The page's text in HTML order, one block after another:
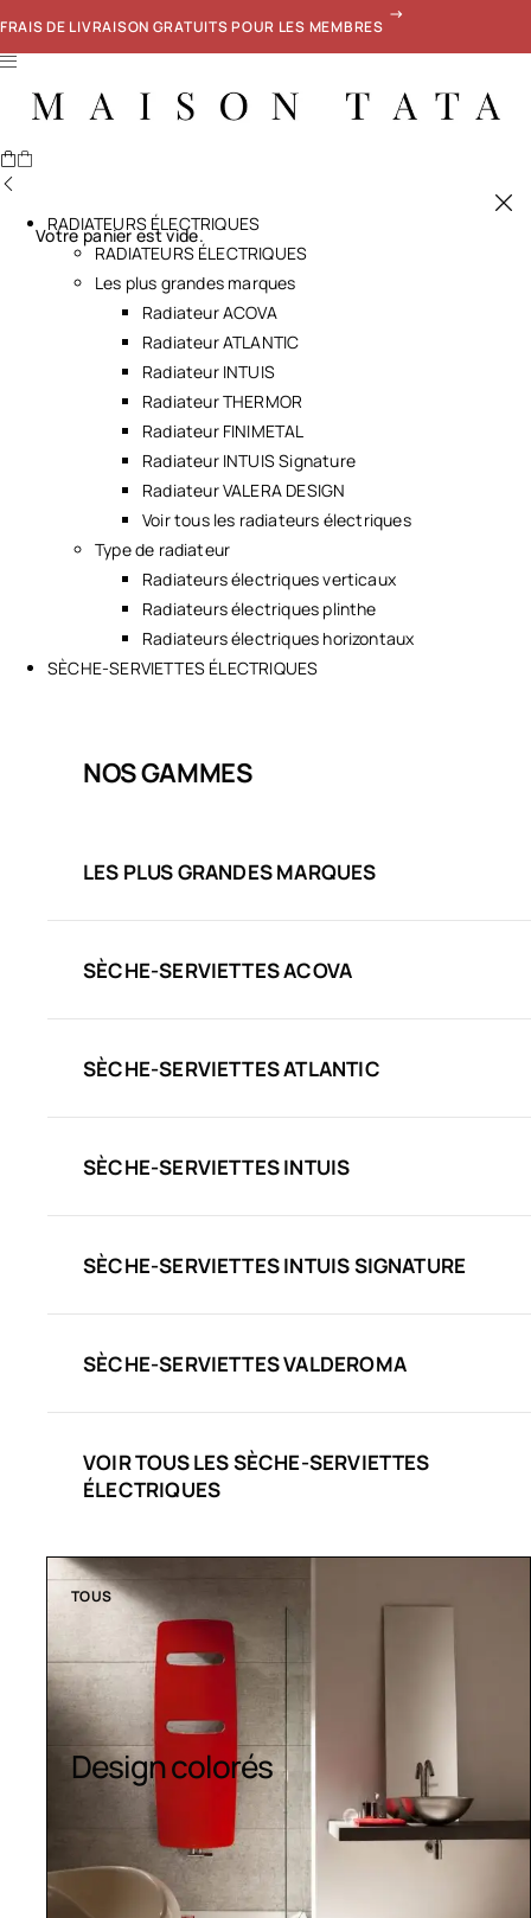
FRAIS DE LIVRAISON GRATUITS POUR LES MEMBRES
Votre panier est vide.
RADIATEURS ÉLECTRIQUES
RADIATEURS ÉLECTRIQUES
Les plus grandes marques
Radiateur ACOVA
Radiateur ATLANTIC
Radiateur INTUIS
Radiateur THERMOR
Radiateur FINIMETAL
Radiateur INTUIS Signature
Radiateur VALERA DESIGN
Voir tous les radiateurs électriques
Type de radiateur
Radiateurs électriques verticaux
Radiateurs électriques plinthe
Radiateurs électriques horizontaux
SÈCHE-SERVIETTES ÉLECTRIQUES
NOS GAMMES
LES PLUS GRANDES MARQUES
SÈCHE-SERVIETTES ACOVA
SÈCHE-SERVIETTES ATLANTIC
SÈCHE-SERVIETTES INTUIS
SÈCHE-SERVIETTES INTUIS SIGNATURE
SÈCHE-SERVIETTES VALDEROMA
VOIR TOUS LES SÈCHE-SERVIETTES
ÉLECTRIQUES
TOUS
Design colorés